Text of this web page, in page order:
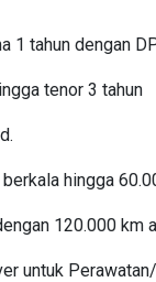
1 tahun dengan
tenor 3 tahun
hingga
120.000 km
untuk